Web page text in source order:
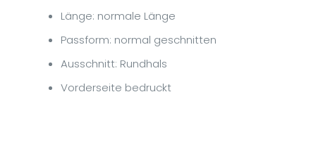
Länge: normale Länge
Passform: normal geschnitten
Ausschnitt: Rundhals
Vorderseite bedruckt